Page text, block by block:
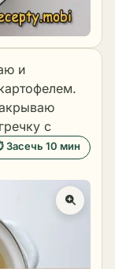
и
с
Засечь 10 мин